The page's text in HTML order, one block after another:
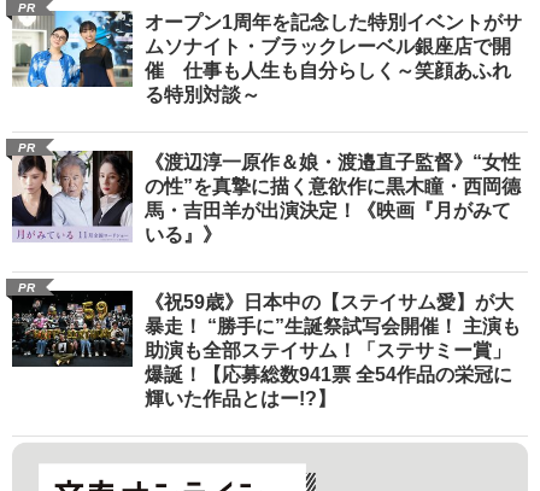
PR
オープン1周年を記念した特別イベントがサ
ムソナイト・ブラックレーベル銀座店で開
催 仕事も人生も自分らしく～笑顔あふれ
る特別対談～
PR
《渡辺淳一原作＆娘・渡邉直子監督》“女性
の性”を真摯に描く意欲作に黒木瞳・西岡德
馬・吉田羊が出演決定！《映画『月がみて
いる』》
PR
《祝59歳》日本中の【ステイサム愛】が大
暴走！ “勝手に”生誕祭試写会開催！ 主演も
助演も全部ステイサム！「ステサミー賞」
爆誕！【応募総数941票 全54作品の栄冠に
輝いた作品とはー!?】